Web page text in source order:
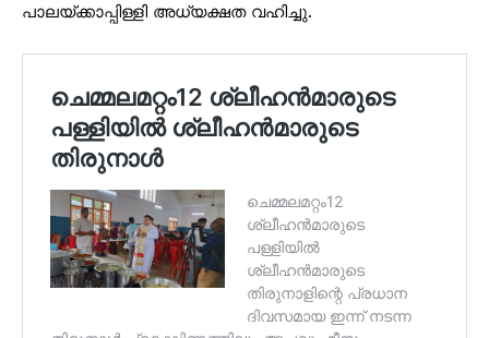
പാലയ്ക്കാപ്പിള്ളി അധ്യക്ഷത വഹിച്ചു.